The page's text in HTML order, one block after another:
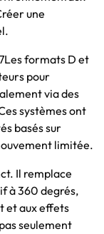
une
formats D et
pour
via des
systèmes ont
basés sur
limitée.
Il remplace
à 360 degrés,
et aux effets
seulement